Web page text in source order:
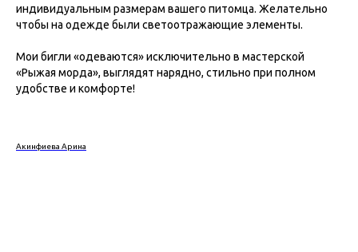
индивидуальным размерам вашего питомца. Желательно
чтобы на одежде были светоотражающие элементы.
Мои бигли «одеваются» исключительно в мастерской
«Рыжая морда», выглядят нарядно, стильно при полном
удобстве и комфорте!⠀
Акинфиева Арина